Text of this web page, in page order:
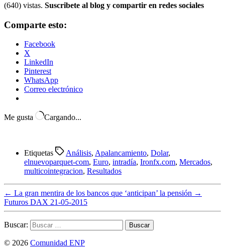
(640) vistas. Suscribete al blog y compartir en redes sociales
Comparte esto:
Facebook
X
LinkedIn
Pinterest
WhatsApp
Correo electrónico
Me gusta Cargando...
Etiquetas Análisis, Apalancamiento, Dolar,
elnuevoparquet-com, Euro, intradía, Ironfx.com, Mercados,
multicointegracion, Resultados
← La gran mentira de los bancos que ‘anticipan’ la pensión →
Futuros DAX 21-05-2015
Buscar:
© 2026 Comunidad ENP